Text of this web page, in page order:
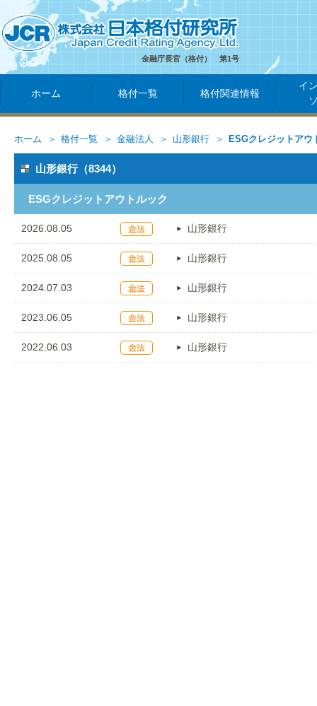
金融庁長官（格付） 第1号
ホーム 格付一覧 格付関連情報
イ
ホーム 格付一覧 金融法人 山形銀行 ESGクレジットアウ
山形銀行（8344）
ESGクレジットアウトルック
2026.08.05 山形銀行
2025.08.05 山形銀行
2024.07.03 山形銀行
2023.06.05 山形銀行
2022.06.03 山形銀行